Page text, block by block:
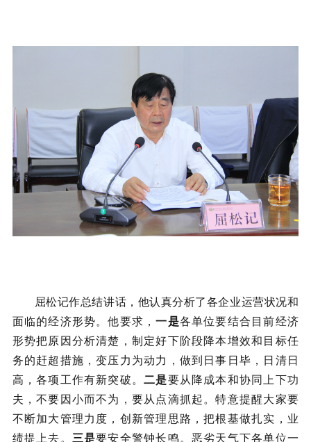
屈松记作总结讲话，他认真分析了各企业运营状况和
面临的经济形势。他要求，一是各单位要结合目前经济
形势把原因分析清楚，制定好下阶段降本增效和目标任
务的赶超措施，变压力为动力，做到日事日毕，日清日
高，各项工作有新突破。二是要从降成本和协同上下功
夫，不要因小而不为，要从点滴抓起。特意提醒大家要
不断加大管理力度，创新管理思路，把根基做扎实，业
绩提上去。 三是要安全警钟长鸣。恶劣天气下各单位一